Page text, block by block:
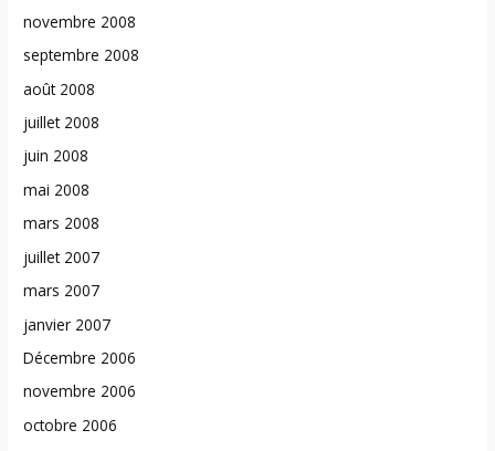
novembre 2008
septembre 2008
août 2008
juillet 2008
juin 2008
mai 2008
mars 2008
juillet 2007
mars 2007
janvier 2007
Décembre 2006
novembre 2006
octobre 2006